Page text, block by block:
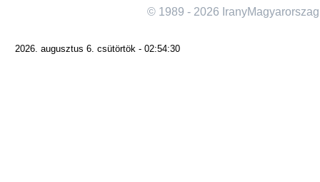
© 1989 - 2026
2026. augusztus 6. csütörtök - 02:54:30